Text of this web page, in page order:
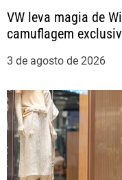
t
VW leva magia de
camuflagem
3 de agosto de 2026